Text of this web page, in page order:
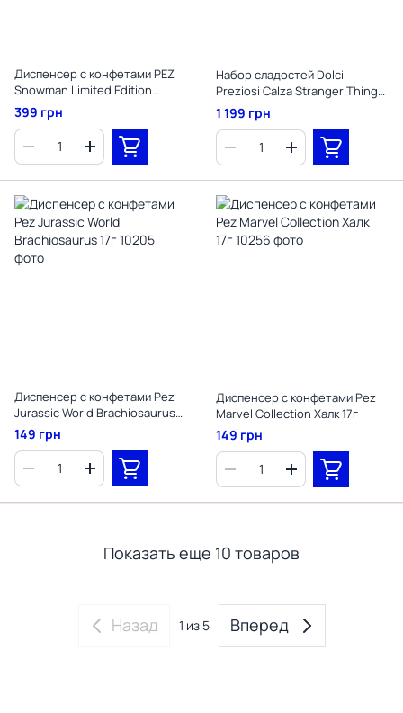
Диспенсер с конфетами PEZ
Snowman Limited Edition
Ornament 49.3г
399 грн
Набор сладостей Dolci
Preziosi Calza Stranger Things
в рождественском носке 1шт
190г
1 199 грн
Диспенсер с конфетами Pez
Jurassic World Brachiosaurus
17г
149 грн
Диспенсер с конфетами Pez
Marvel Collection Халк 17г
149 грн
Показать еще 10 товаров
Назад 1 из 5 Вперед